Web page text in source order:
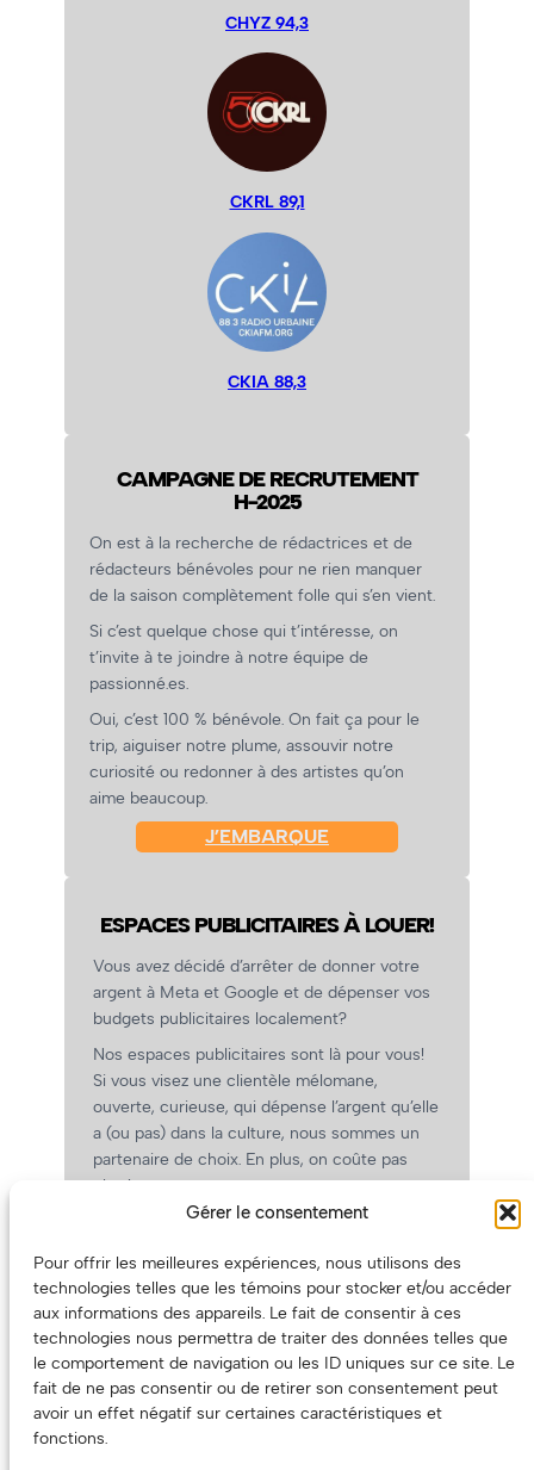
Gérer le consentement
Pour offrir les meilleures expériences, nous utilisons des
technologies telles que les témoins pour stocker et/ou accéder
aux informations des appareils. Le fait de consentir à ces
technologies nous permettra de traiter des données telles que
le comportement de navigation ou les ID uniques sur ce site. Le
fait de ne pas consentir ou de retirer son consentement peut
avoir un effet négatif sur certaines caractéristiques et
fonctions.
CHYZ 94,3
CKRL 89,1
CKIA 88,3
CAMPAGNE DE RECRUTEMENT
H-2025
On est à la recherche de rédactrices et de
rédacteurs bénévoles pour ne rien manquer
de la saison complètement folle qui s’en vient.
Si c’est quelque chose qui t’intéresse, on
t’invite à te joindre à notre équipe de
passionné.es.
Oui, c’est 100 % bénévole. On fait ça pour le
trip, aiguiser notre plume, assouvir notre
curiosité ou redonner à des artistes qu’on
aime beaucoup.
J’EMBARQUE
ESPACES PUBLICITAIRES À LOUER!
Vous avez décidé d’arrêter de donner votre
argent à Meta et Google et de dépenser vos
budgets publicitaires localement?
Nos espaces publicitaires sont là pour vous!
Si vous visez une clientèle mélomane,
ouverte, curieuse, qui dépense l’argent qu’elle
a (ou pas) dans la culture, nous sommes un
partenaire de choix. En plus, on coûte pas
cher!
On prépare une grille tarifaire intéressante et
(Oui, on va avoir des tarifs spéciaux pour
vous, les artistes!)